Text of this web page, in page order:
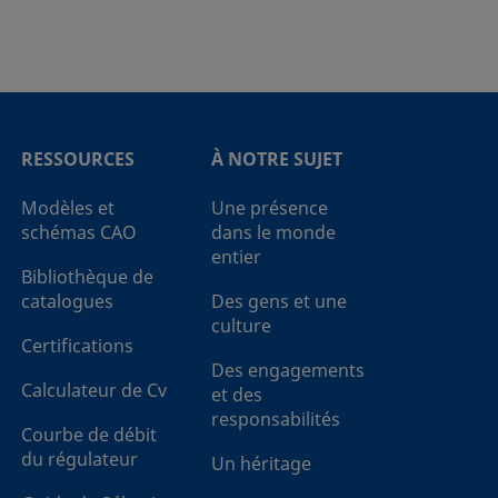
RESSOURCES
Modèles et
schémas CAO
Bibliothèque de
catalogues
Certifications
Calculateur de Cv
Courbe de débit
du régulateur
À NOTRE SUJET
Une présence
dans le monde
entier
Des gens et une
culture
Des engagements
et des
responsabilités
Un héritage